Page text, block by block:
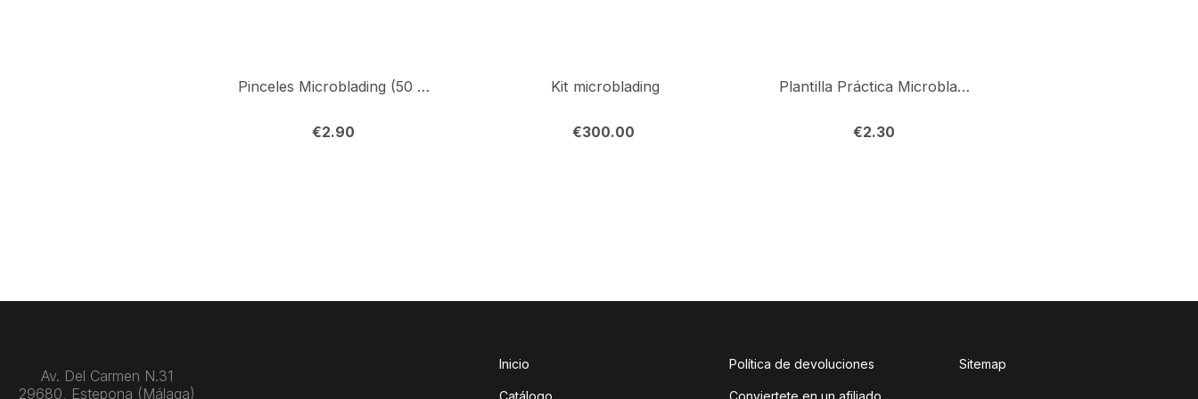
Pinceles Microblading (50 uds.)
€2.90
Kit microblading
€300.00
Plantilla Práctica Microblading
€2.30
Av. Del Carmen N.31
29680, Estepona (Málaga)
Inicio
Catálogo
Política de devoluciones
Conviertete en un afiliado
Sitemap